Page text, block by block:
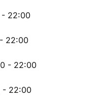
- 22:00
22:00
- 22:00
- 22:00